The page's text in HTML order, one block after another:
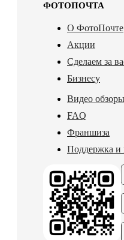
ФОТОПОЧТА
О ФотоПочте
Акции
Сделаем за
Бизнесу
Видео обзоры
FAQ
Франшиза
Поддержка и